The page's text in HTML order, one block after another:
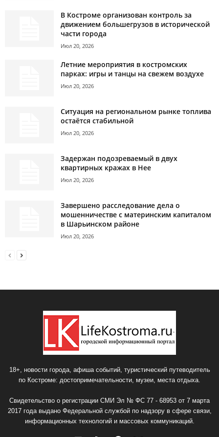
В Костроме организован контроль за
движением большегрузов в исторической
части города
Июл 20, 2026
Летние мероприятия в костромских
парках: игры и танцы на свежем воздухе
Июл 20, 2026
Ситуация на региональном рынке топлива
остаётся стабильной
Июл 20, 2026
Задержан подозреваемый в двух
квартирных кражах в Нее
Июл 20, 2026
Завершено расследование дела о
мошенничестве с материнским капиталом
в Шарьинском районе
Июл 20, 2026
18+, новости города, афиша событий, туристический путеводитель
по Костроме: достопримечательности, музеи, места отдыха.
Свидетельство о регистрации СМИ Эл № ФС 77 - 68953 от 7 марта
2017 года выдано Федеральной службой по надзору в сфере связи,
информационных технологий и массовых коммуникаций.